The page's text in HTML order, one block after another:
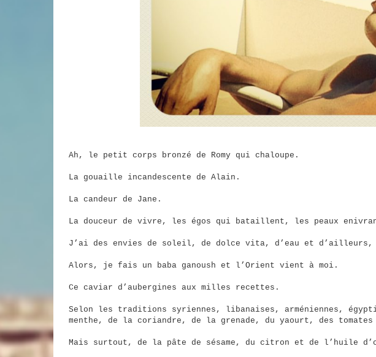
Ah, le petit corps bronzé de Romy qui chaloupe.
La gouaille incandescente de Alain.
La candeur de Jane.
La douceur de vivre, les égos qui bataillent, les peaux
J’ai des envies de soleil, de dolce vita, d’eau et d’ailleurs,
Alors, je fais un baba ganoush et l’Orient vient à moi.
Ce caviar d’aubergines aux milles recettes.
Selon les traditions syriennes, libanaises, arméniennes,
menthe, de la coriandre, de la grenade, du yaourt, des tomates
Mais surtout, de la pâte de sésame, du citron et de l’huile